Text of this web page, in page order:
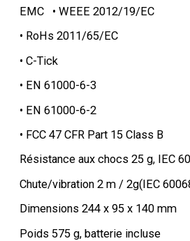
EMC • WEEE 2012/19/EC
• RoHs 2011/65/EC
• C-Tick
• EN 61000-6-3
• EN 61000-6-2
• FCC 47 CFR Part 15 Class B
Résistance aux chocs 25 g, IEC
Chute/vibration 2 m / 2g(IEC
Dimensions 244 x 95 x 140 mm
Poids 575 g, batterie incluse